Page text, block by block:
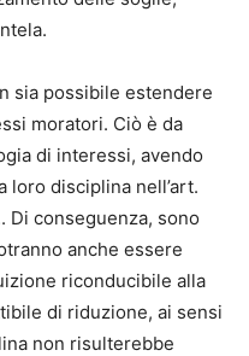
sia possibile estendere
moratori. Ciò è da
di interessi, avendo
loro disciplina nell’art.
Di conseguenza, sono
anche essere
riconducibile alla
di riduzione, ai sensi
non risulterebbe